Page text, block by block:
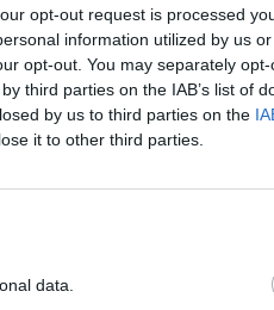
opt-out request is processed
information utilized by us
opt-out. You may separately
third parties on the IAB’s list of
by us to third parties on the
it to other third parties.
data.
RÉPONDRE
2016 - 16 h 25 min